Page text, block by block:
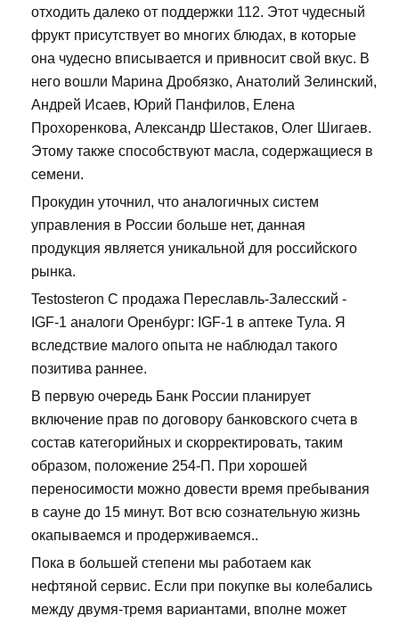
отходить далеко от поддержки 112. Этот чудесный
фрукт присутствует во многих блюдах, в которые
она чудесно вписывается и привносит свой вкус. В
него вошли Марина Дробязко, Анатолий Зелинский,
Андрей Исаев, Юрий Панфилов, Елена
Прохоренкова, Александр Шестаков, Олег Шигаев.
Этому также способствуют масла, содержащиеся в
семени.
Прокудин уточнил, что аналогичных систем
управления в России больше нет, данная
продукция является уникальной для российского
рынка.
Testosteron C продажа Переславль-Залесский -
IGF-1 аналоги Оренбург: IGF-1 в аптеке Тула. Я
вследствие малого опыта не наблюдал такого
позитива раннее.
В первую очередь Банк России планирует
включение прав по договору банковского счета в
состав категорийных и скорректировать, таким
образом, положение 254-П. При хорошей
переносимости можно довести время пребывания
в сауне до 15 минут. Вот всю сознательную жизнь
окапываемся и продерживаемся..
Пока в большей степени мы работаем как
нефтяной сервис. Если при покупке вы колебались
между двумя-тремя вариантами, вполне может